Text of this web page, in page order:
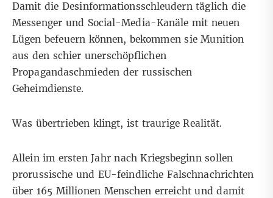
Damit die Desinformationsschleudern täglich die
Messenger und Social-Media-Kanäle mit neuen
Lügen befeuern können, bekommen sie Munition
aus den schier unerschöpflichen
Propagandaschmieden der russischen
Geheimdienste.
Was übertrieben klingt, ist traurige Realität.
Allein im ersten Jahr nach Kriegsbeginn sollen
prorussische und EU-feindliche Falschnachrichten
über 165 Millionen Menschen erreicht und damit